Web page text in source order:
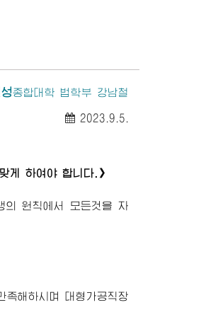
종합대학 법학부 강남철
2023.9.5.
게 하여야 합니다.》
의 원칙에서 모든것을 자
해하시며 대형가공직장